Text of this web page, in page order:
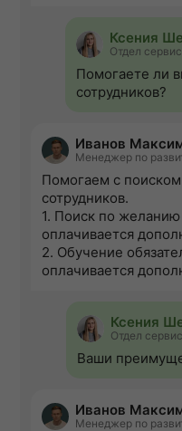
Ксения
Отдел
Помогаете ли
сотрудников?
Иванов
Менеджер по
Помогаем с
сотрудников.
1. Поиск по
оплачивается
2. Обучение
оплачивается
Ксения
Отдел
Ваши
Иванов
Менеджер по